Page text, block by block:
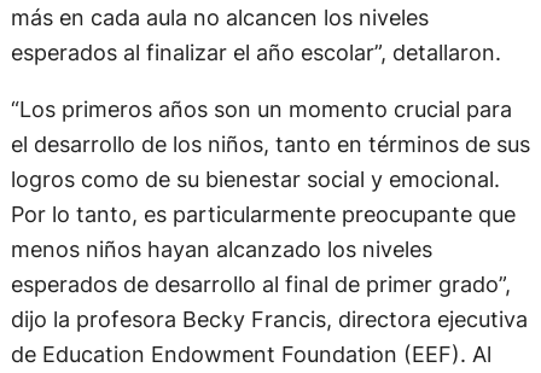
más en cada aula no alcancen los niveles
esperados al finalizar el año escolar”, detallaron.
“Los primeros años son un momento crucial para
el desarrollo de los niños, tanto en términos de sus
logros como de su bienestar social y emocional.
Por lo tanto, es particularmente preocupante que
menos niños hayan alcanzado los niveles
esperados de desarrollo al final de primer grado”,
dijo la profesora Becky Francis, directora ejecutiva
de Education Endowment Foundation (EEF). Al